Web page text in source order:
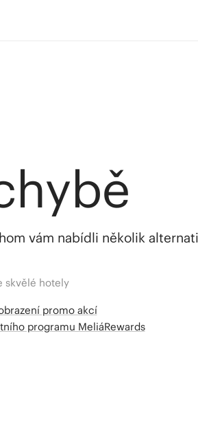
vám nabídli několik
skvělé hotely
promo akcí
programu MeliáRewards